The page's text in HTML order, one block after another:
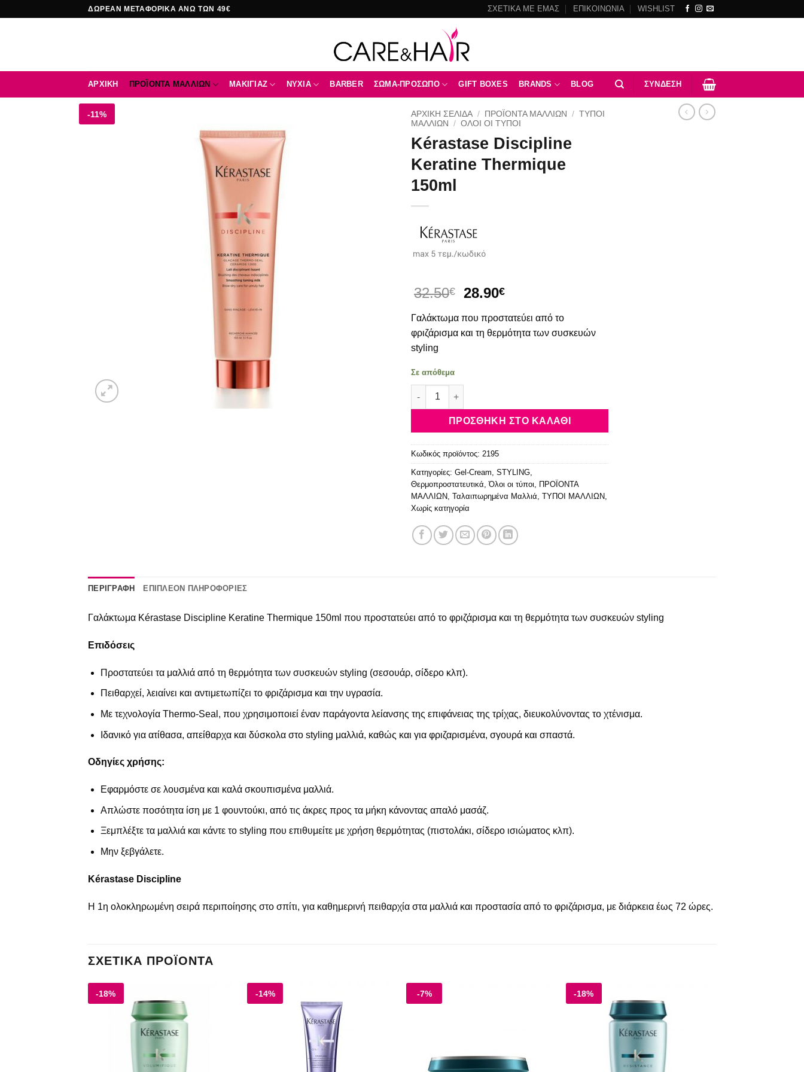
ΔΩΡΕΑΝ ΜΕΤΑΦΟΡΙΚΑ ΑΝΩ ΤΩΝ 49€ ΣΧΕΤΙΚΑ ΜΕ ΕΜΑΣ ΕΠΙΚΟΙΝΩΝΙΑ WISHLIST
ΑΡΧΙΚΉ ΠΡΟΪΟΝΤΑ ΜΑΛΛΙΩΝ ΜΑΚΙΓΙΑΖ NYXIA BARBER ΣΩΜΑ-ΠΡΟΣΩΠΟ GIFT BOXES BRANDS BLOG ΣΎΝΔΕΣΗ
-11% ΑΡΧΙΚΉ ΣΕΛΊΔΑ / ΠΡΟΪΟΝΤΑ ΜΑΛΛΙΩΝ / ΤΥΠΟΙ
ΜΑΛΛΙΩΝ
/ ΌΛΟΙ ΟΙ ΤΎΠΟΙ
Kérastase Discipline
Keratine Thermique
150ml
32.50€
Original
was:
32.50€.
28.90€Η
τιμή
είναι:
Γαλάκτωμα που προστατεύει από το
φριζάρισμα και τη θερμότητα των συσκευών
styling
Σε απόθεμα
Kérastase Discipline Keratine Thermique 150ml ποσότητα
ΠΡΟΣΘΉΚΗ ΣΤΟ ΚΑΛΆΘΙ
Κωδικός προϊόντος: 2195
Κατηγορίες: Gel-Cream, STYLING,
Θερμοπροστατευτικά,Όλοι οι τύποι, ΠΡΟΪΟΝΤΑ
ΜΑΛΛΙΩΝ, Ταλαιπωρημένα Μαλλιά, ΤΥΠΟΙ ΜΑΛΛΙΩΝ,
Χωρίς κατηγορία
ΠΕΡΙΓΡΑΦΉ ΕΠΙΠΛΈΟΝ ΠΛΗΡΟΦΟΡΊΕΣ
Γαλάκτωμα Kérastase Discipline Keratine Thermique 150ml που προστατεύει από το φριζάρισμα και τη θερμότητα των συσκευών styling
Επιδόσεις
Προστατεύει τα μαλλιά από τη θερμότητα των συσκευών styling (σεσουάρ, σίδερο κλπ).
Πειθαρχεί, λειαίνει και αντιμετωπίζει το φριζάρισμα και την υγρασία.
Με τεχνολογία Thermo-Seal, που χρησιμοποιεί έναν παράγοντα λείανσης της επιφάνειας της τρίχας, διευκολύνοντας το χτένισμα.
Ιδανικό για ατίθασα, απείθαρχα και δύσκολα στο styling μαλλιά, καθώς και για φριζαρισμένα, σγουρά και σπαστά.
Οδηγίες χρήσης:
Εφαρμόστε σε λουσμένα και καλά σκουπισμένα μαλλιά.
Απλώστε ποσότητα ίση με 1 φουντούκι, από τις άκρες προς τα μήκη κάνοντας απαλό μασάζ.
Ξεμπλέξτε τα μαλλιά και κάντε το styling που επιθυμείτε με χρήση θερμότητας (πιστολάκι, σίδερο ισιώματος κλπ).
Μην ξεβγάλετε.
Kérastase Discipline
Η 1η ολοκληρωμένη σειρά περιποίησης στο σπίτι, για καθημερινή πειθαρχία στα μαλλιά και προστασία από το φριζάρισμα, με διάρκεια έως 72 ώρες.
ΣΧΕΤΙΚΆ ΠΡΟΪΌΝΤΑ
-18% -14% -7% -18%